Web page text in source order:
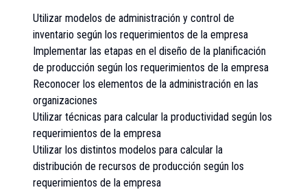
Utilizar modelos de administración y control de
inventario según los requerimientos de la empresa
Implementar las etapas en el diseño de la planificación
de producción según los requerimientos de la empresa
Reconocer los elementos de la administración en las
organizaciones
Utilizar técnicas para calcular la productividad según los
requerimientos de la empresa
Utilizar los distintos modelos para calcular la
distribución de recursos de producción según los
requerimientos de la empresa